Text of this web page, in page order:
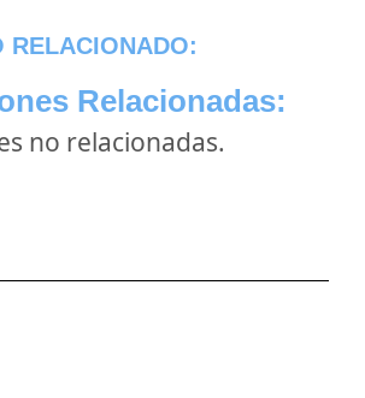
RELACIONADO:
Relacionadas:
no relacionadas.